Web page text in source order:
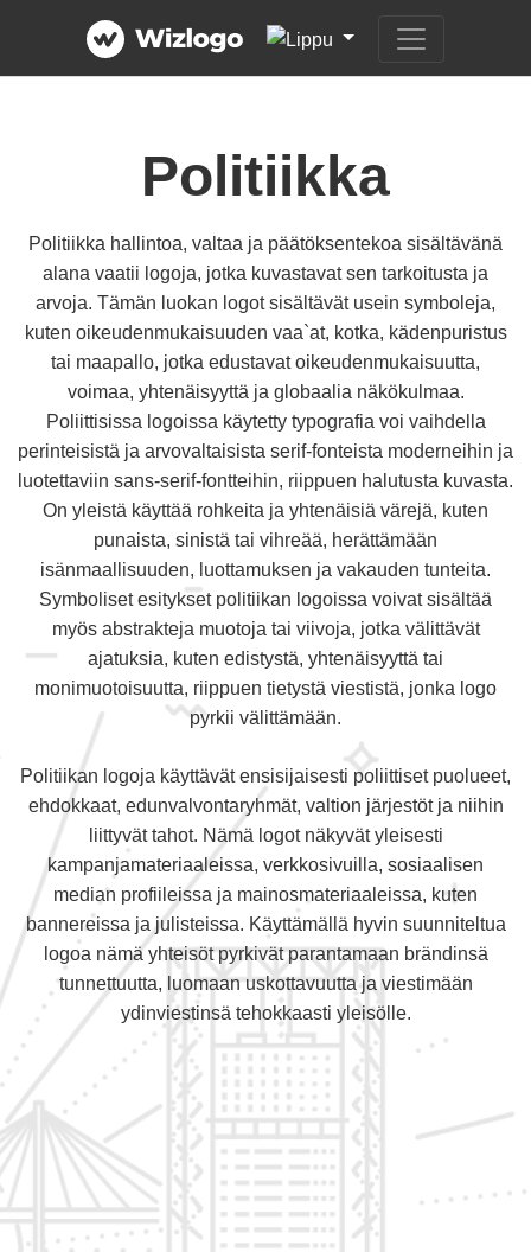
Politiikka
Politiikka hallintoa, valtaa ja päätöksentekoa sisältävänä
alana vaatii logoja, jotka kuvastavat sen tarkoitusta ja
arvoja. Tämän luokan logot sisältävät usein symboleja,
kuten oikeudenmukaisuuden vaa`at, kotka, kädenpuristus
tai maapallo, jotka edustavat oikeudenmukaisuutta,
voimaa, yhtenäisyyttä ja globaalia näkökulmaa.
Poliittisissa logoissa käytetty typografia voi vaihdella
perinteisistä ja arvovaltaisista serif-fonteista moderneihin ja
luotettaviin sans-serif-fontteihin, riippuen halutusta kuvasta.
On yleistä käyttää rohkeita ja yhtenäisiä värejä, kuten
punaista, sinistä tai vihreää, herättämään
isänmaallisuuden, luottamuksen ja vakauden tunteita.
Symboliset esitykset politiikan logoissa voivat sisältää
myös abstrakteja muotoja tai viivoja, jotka välittävät
ajatuksia, kuten edistystä, yhtenäisyyttä tai
monimuotoisuutta, riippuen tietystä viestistä, jonka logo
pyrkii välittämään.
Politiikan logoja käyttävät ensisijaisesti poliittiset puolueet,
ehdokkaat, edunvalvontaryhmät, valtion järjestöt ja niihin
liittyvät tahot. Nämä logot näkyvät yleisesti
kampanjamateriaaleissa, verkkosivuilla, sosiaalisen
median profiileissa ja mainosmateriaaleissa, kuten
bannereissa ja julisteissa. Käyttämällä hyvin suunniteltua
logoa nämä yhteisöt pyrkivät parantamaan brändinsä
tunnettuutta, luomaan uskottavuutta ja viestimään
ydinviestinsä tehokkaasti yleisölle.